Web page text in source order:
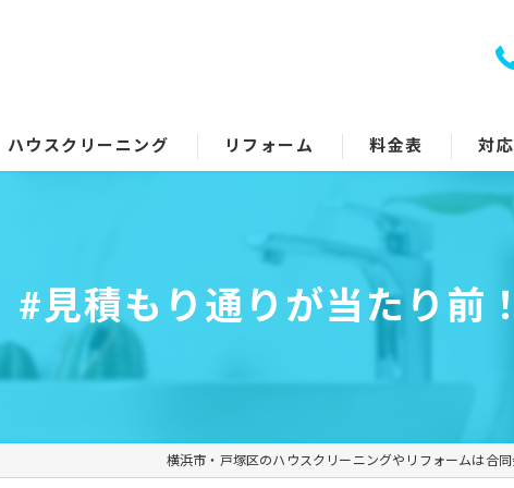
ハウスクリーニング
エアコンクリーニング
洗面所
リフォーム
浴室リフォーム
その他のリフォーム
料金表 対
#見積もり通りが当たり前！
横浜市・戸塚区のハウスクリーニングやリフォームは合